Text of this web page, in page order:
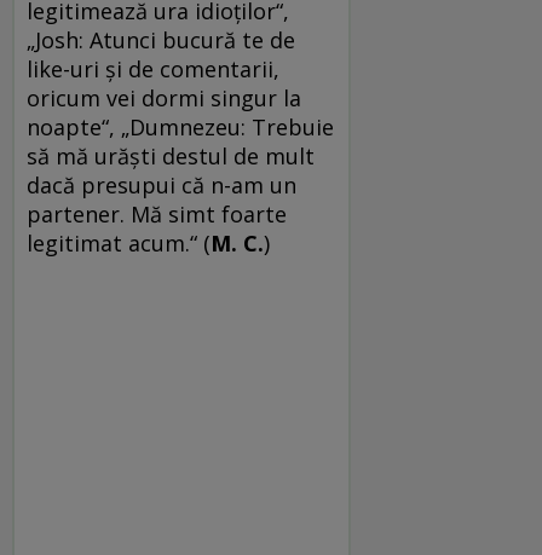
legitimează ura idioţilor“,
„Josh: Atunci bucură te de
like-uri şi de comentarii,
oricum vei dormi singur la
noapte“, „Dumnezeu: Trebuie
să mă urăşti destul de mult
dacă presupui că n-am un
partener. Mă simt foarte
legitimat acum.“ (M. C.)